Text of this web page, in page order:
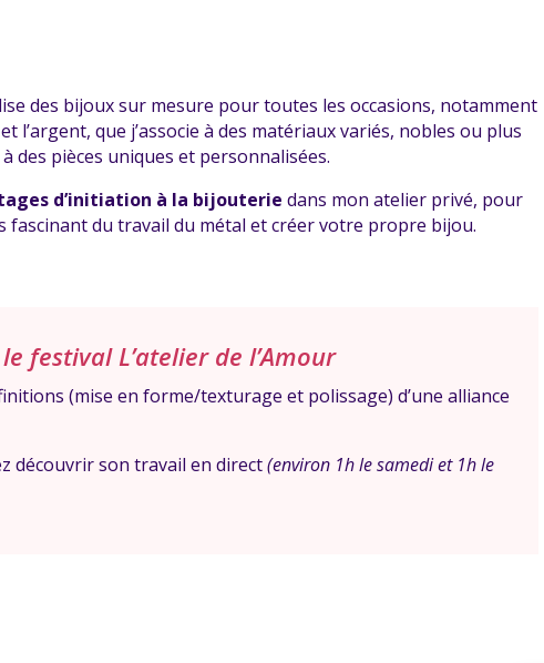
des bijoux sur mesure pour toutes les occasions, notamment
l’argent, que j’associe à des matériaux variés, nobles ou plus
des pièces uniques et personnalisées.
d’initiation à la bijouterie dans mon atelier privé, pour
fascinant du travail du métal et créer votre propre bijou.
festival L’atelier de l’Amour
(mise en forme/texturage et polissage) d’une alliance
découvrir son travail en direct(environ 1h le samedi et 1h le